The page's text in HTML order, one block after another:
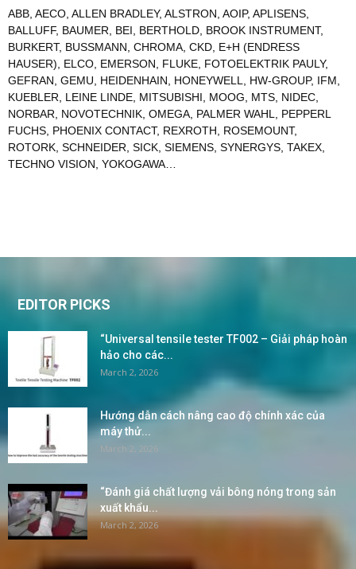
ABB, AECO, ALLEN BRADLEY, ALSTRON, AOIP, APLISENS,
BALLUFF, BAUMER, BEI, BERTHOLD, BROOK INSTRUMENT,
BURKERT, BUSSMANN, CHROMA, CKD, E+H (ENDRESS
HAUSER), ELCO, EMERSON, FLUKE, FOTOELEKTRIK PAULY,
GEFRAN, GEMU, HEIDENHAIN, HONEYWELL, HW-GROUP, IFM,
KUEBLER, LEINE LINDE, MITSUBISHI, MOOG, MTS, NIDEC,
NORBAR, NOVOTECHNIK, OMEGA, PALMER WAHL, PEPPERL
FUCHS, PHOENIX CONTACT, REXROTH, ROSEMOUNT,
ROTORK, SCHNEIDER, SICK, SIEMENS, SYNERGYS, TAKEX,
TECHNO VISION, YOKOGAWA…
EDITOR PICKS
“Universal tensile tester TF002 – Giải pháp hoàn
hảo cho các...
March 2, 2026
Hướng dẫn cách nâng cao độ chính xác của
máy thử...
March 2, 2026
“Đánh giá chất lượng vải bông nóng trong sản
xuất khẩu...
March 2, 2026